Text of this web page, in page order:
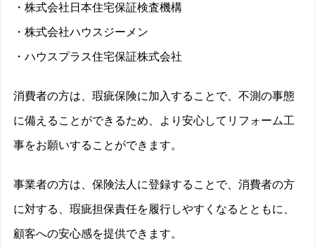
・株式会社日本住宅保証検査機構
・株式会社ハウスジーメン
・ハウスプラス住宅保証株式会社
消費者の方は、瑕疵保険に加入することで、不測の事態
に備えることができるため、より安心してリフォーム工
事をお願いすることができます。
事業者の方は、保険法人に登録することで、消費者の方
に対する、瑕疵担保責任を履行しやすくなるとともに、
顧客への安心感を提供できます。